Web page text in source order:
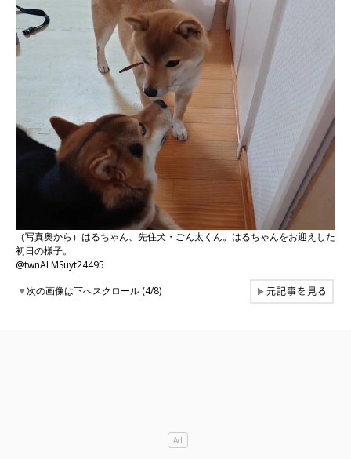
（写真奥から）はるちゃん、先住犬・ごん太くん。はるちゃんをお迎えした
初日の様子。
@twnALMSuyt24495
▼次の画像は下へスクロール (4/8) ▶元記事を見る